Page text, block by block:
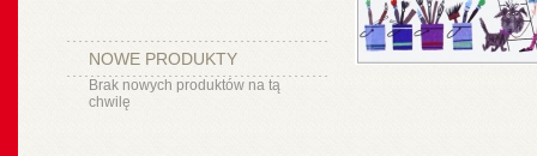
NOWE PRODUKTY
Brak nowych produktów na tą
chwilę